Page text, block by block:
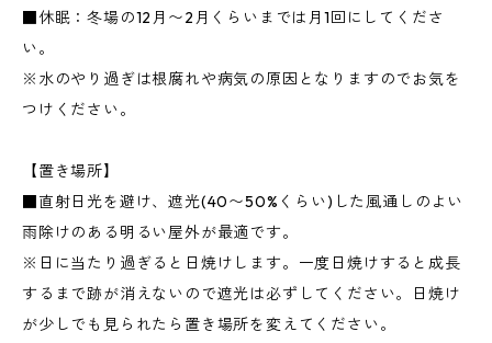
■休眠：冬場の12月〜2月くらいまでは月1回にしてくださ
い。
※水のやり過ぎは根腐れや病気の原因となりますのでお気を
つけください。
【置き場所】
■直射日光を避け、遮光(40〜50%くらい)した風通しのよい
雨除けのある明るい屋外が最適です。
※日に当たり過ぎると日焼けします。一度日焼けすると成長
するまで跡が消えないので遮光は必ずしてください。日焼け
が少しでも見られたら置き場所を変えてください。